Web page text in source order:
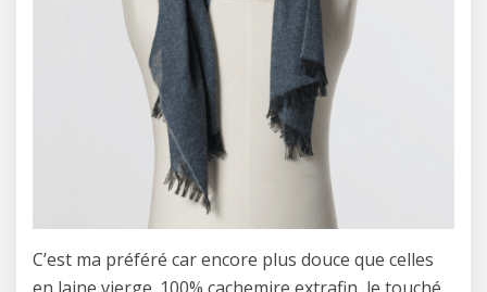
C’est ma préféré car encore plus douce que celles